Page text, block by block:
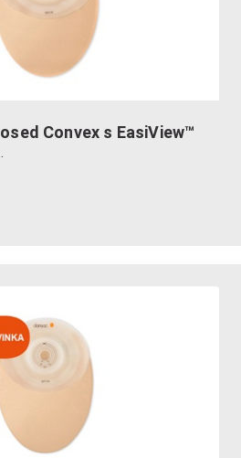
Convex s EasiView™